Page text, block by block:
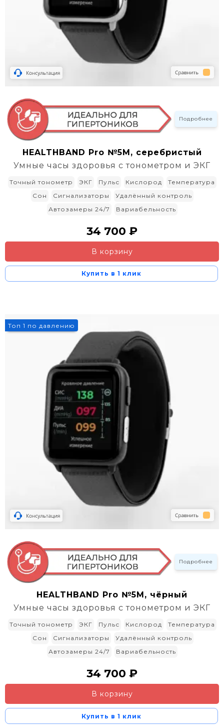
Подробнее
HEALTHBAND Pro №5M, серебристый
Умные часы здоровья с тонометром и ЭКГ
Точный тонометр ЭКГ Пульс Кислород
Температура
Сон
Сигнализаторы
Удалённый контроль
Автозамеры 24/7
Вариабельность
34 700 ₽
В корзину
Купить в 1 клик
Топ 1 по давлению
Подробнее
HEALTHBAND Pro №5M, чёрный
Умные часы здоровья с тонометром и ЭКГ
Точный тонометр ЭКГ Пульс Кислород
Температура
Сон
Сигнализаторы
Удалённый контроль
Автозамеры 24/7
Вариабельность
34 700 ₽
В корзину
Купить в 1 клик